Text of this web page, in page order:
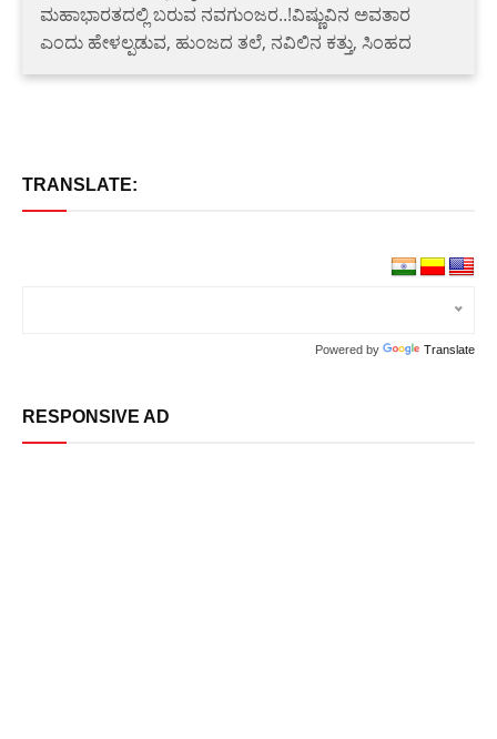
ಮಹಾಭಾರತದಲ್ಲಿ ಬರುವ ನವಗುಂಜರ..!ವಿಷ್ಣುವಿನ ಅವತಾರ
ಎಂದು ಹೇಳಲ್ಪಡುವ, ಹುಂಜದ ತಲೆ,‌ ನವಿಲಿನ ಕತ್ತು, ಸಿಂಹದ
TRANSLATE:
Powered by Translate
RESPONSIVE AD